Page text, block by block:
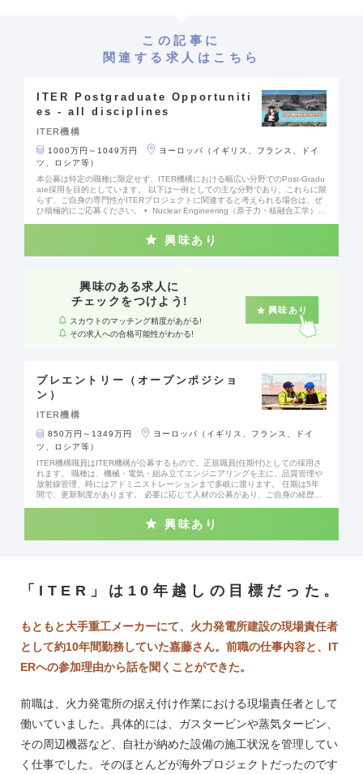
この記事に
関連する求人はこちら
ITER Postgraduate Opportuniti
es - all disciplines
ITER機構
1000万円～1049万円
ヨーロッパ（イギリス、フランス、ドイ
ツ、ロシア等）
本公募は特定の職種に限定せず、ITER機構における幅広い分野でのPost-Gradu
ate採用を目的としています。 以下は一例としての主な分野であり、これらに限
らず、ご自身の専門性がITERプロジェクトに関連すると考えられる場合は、ぜ
ひ積極的にご応募ください。 • Nuclear Engineering（原子力・核融合工学）
ocess Engineering（プロセスエンジニアリング） • Information Technology
興味あり
興味のある求人に
チェックをつけよう!
スカウトのマッチング精度があがる!
その求人への合格可能性がわかる!
興味あり
プレエントリー（オープンポジショ
ン）
ITER機構
850万円～1349万円
ヨーロッパ（イギリス、フランス、ドイ
ツ、ロシア等）
ITER機構職員はITER機構が公募するもので、正規職員(任期付)としての採用さ
れます。 職種は、機械・電気・組み立てエンジニアリングを主に、品質管理や
放射線管理、時にはアドミニストレーションまで多岐に渡ります。 任期は5年
間で、更新制度があります。 必要に応じて人材の公募があり、ご自身の経歴に
験を進める予定です。現在、各国で調達された機器がITERサイトで組み上げら
rdinator ・Data Management Section Leader ・Environmental Protection En
gineer ・Quality Engineer ・Radiation Protection Officer ・Process Engineer
cal Engineer ・Radwaste Responsible Officer ・Remote Handling System En
gineer ・Electrical Engineer ・Power Supply Engineer ・Fueling Engineer ・
Vacuum Engineer
興味あり
「ITER」は10年越しの目標だった。
もともと大手重工メーカーにて、火力発電所建設の現場責任者
として約10年間勤務していた嘉藤さん。前職の仕事内容と、IT
ERへの参加理由から話を聞くことができた。
前職は、火力発電所の据え付け作業における現場責任者として
働いていました。具体的には、ガスタービンや蒸気タービン、
その周辺機器など、自社が納めた設備の施工状況を管理してい
く仕事でした。そのほとんどが海外プロジェクトだったのです